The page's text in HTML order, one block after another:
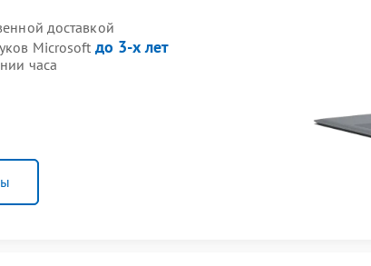
доставкой
Microsoft до 3-х лет
часа